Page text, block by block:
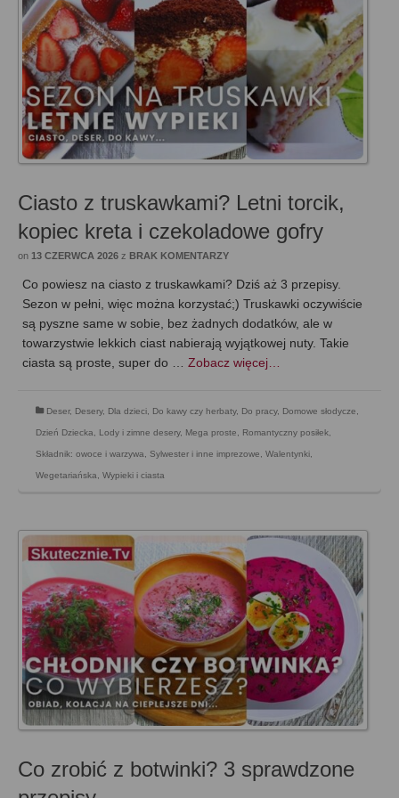
Ciasto z truskawkami? Letni torcik,
kopiec kreta i czekoladowe gofry
on 13 CZERWCA 2026 z BRAK KOMENTARZY
Co powiesz na ciasto z truskawkami? Dziś aż 3 przepisy.
Sezon w pełni, więc można korzystać;) Truskawki oczywiście
są pyszne same w sobie, bez żadnych dodatków, ale w
towarzystwie lekkich ciast nabierają wyjątkowej nuty. Takie
ciasta są proste, super do … Zobacz więcej…
Deser, Desery, Dla dzieci Do kawy czy herbaty, Do pracy, Domowe słodycze
Dzień Dziecka Lody i zimne desery, Mega proste Romantyczny posiłek
Składnik: owoce i warzywa Sylwester i inne imprezowe Walentynki
Wegetariańska Wypieki i ciasta
Co zrobić z botwinki? 3 sprawdzone